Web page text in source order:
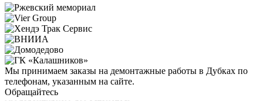
Мы принимаем заказы на демонтажные работы в Дубках по
телефонам, указанным на сайте.
Обращайтесь